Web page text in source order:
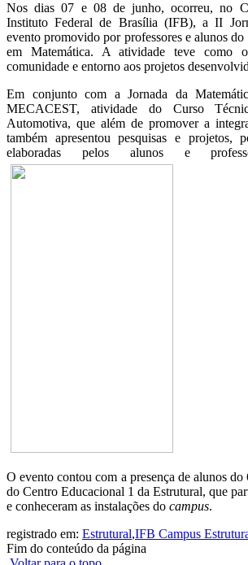
Nos dias 07 e 08 de junho, ocorreu, no
Instituto Federal de Brasília (IFB), a II
evento promovido por professores e alunos
em Matemática. A atividade teve como
comunidade e entorno aos projetos
Em conjunto com a Jornada da
MECACEST, atividade do Curso
Automotiva, que além de promover a
também apresentou pesquisas e projetos,
elaboradas pelos alunos e
O evento contou com a presença de alunos
do Centro Educacional 1 da Estrutural, que
e conheceram as instalações do campus.
registrado em: Estrutural,IFB Campus
Fim do conteúdo da página